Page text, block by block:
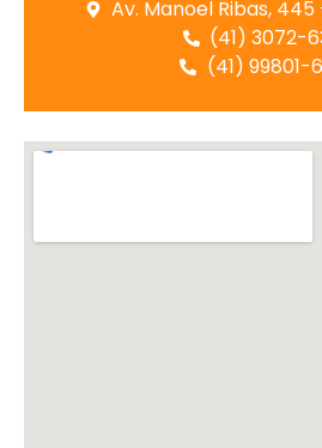
Av. Manoel Ribas,
(41) 3072-
(41) 99801-